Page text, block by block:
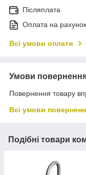
Післяплата
Оплата на рахунок
Всі умови оплати
Умови
Повернення товару
Всі умови
Подібні товари